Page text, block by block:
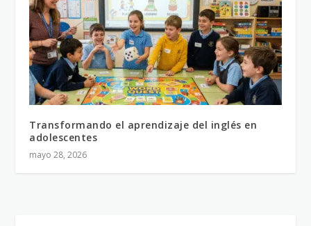
Transformando el aprendizaje del inglés en
adolescentes
mayo 28, 2026